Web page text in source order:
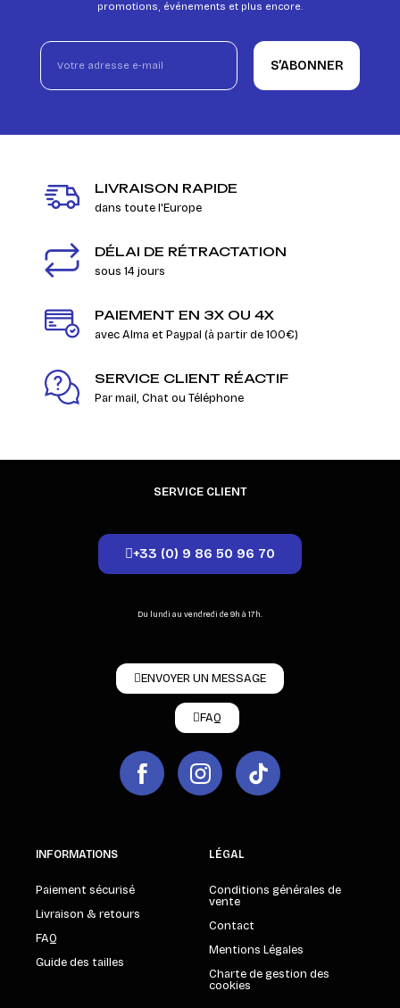
promotions, événements et plus encore.
S’ABONNER
LIVRAISON RAPIDE
dans toute l'Europe
DÉLAI DE RÉTRACTATION
sous 14 jours
PAIEMENT EN 3X OU 4X
avec Alma et Paypal (à partir de 100€)
SERVICE CLIENT RÉACTIF
Par mail, Chat ou Téléphone
SERVICE CLIENT
+33 (0) 9 86 50 96 70
Du lundi au vendredi de 9h à 17h.
ENVOYER UN MESSAGE
FAQ
INFORMATIONS
Paiement sécurisé
Livraison & retours
FAQ
Guide des tailles
LÉGAL
Conditions générales de
vente
Contact
Mentions Légales
Charte de gestion des
cookies